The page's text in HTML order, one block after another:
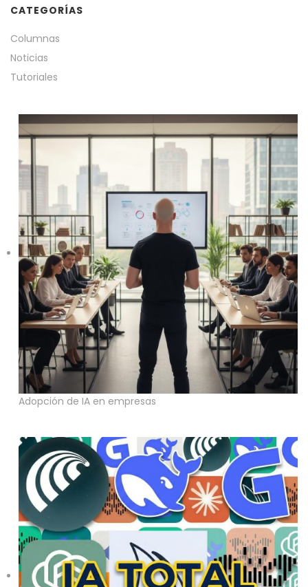
CATEGORÍAS
Columnas
Noticias
Tutoriales
Adopción de IA en empresas